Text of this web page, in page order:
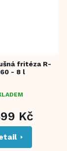
fritéza R-
- 8 l
Kč